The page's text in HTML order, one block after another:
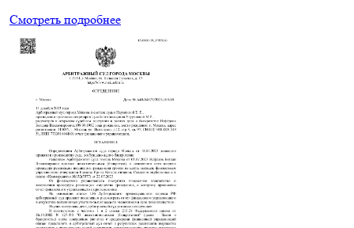
Смотреть подробнее